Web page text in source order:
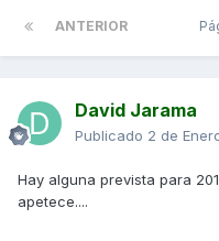
ANTERIOR
David Jarama
Publicado 2 de
Hay alguna prevista para
apetece....